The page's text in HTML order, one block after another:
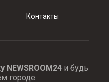
Контакты
NEWSROOM24и будь
городе: